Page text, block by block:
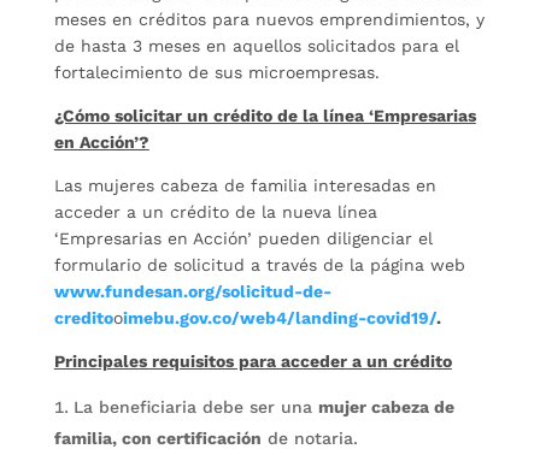
meses en créditos para nuevos emprendimientos, y
de hasta 3 meses en aquellos solicitados para el
fortalecimiento de sus microempresas.
¿Cómo solicitar un crédito de la línea ‘Empresarias
en Acción’?
Las mujeres cabeza de familia interesadas en
acceder a un crédito de la nueva línea
‘Empresarias en Acción’ pueden diligenciar el
formulario de solicitud a través de la página web
www.fundesan.org/solicitud-de-
creditooimebu.gov.co/web4/landing-covid19/.
Principales requisitos para acceder a un crédito
La beneficiaria debe ser una mujer cabeza de
familia, con certificación de notaria.